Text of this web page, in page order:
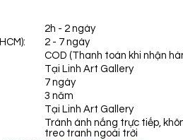
2h - 2 ngày
2 - 7 ngày
COD (Thanh toán khi nhận
Tại Linh Art Gallery
7 ngày
3 năm
Tại Linh Art Gallery
Tránh ánh nắng trực tiếp,
treo tranh ngoài trời